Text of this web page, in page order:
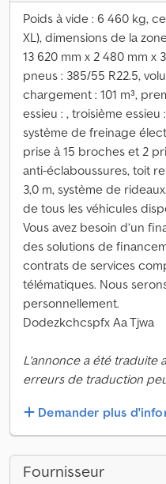
Poids à vide : 6 460 kg,
XL), dimensions de la
13 620 mm x 2 480 mm x
pneus : 385/55 R22.5,
chargement : 101 m³,
essieu : , troisième
système de freinage
prise à 15 broches et 2
anti-éclaboussures, toit
3,0 m, système de
de tous les véhicules
Vous avez besoin d’un
des solutions de
contrats de services
télématiques. Nous
personnellement.
Dodezkchcspfx Aa Tjwa
L'annonce a été traduite
erreurs de traduction
Demander plus
Fournisseur